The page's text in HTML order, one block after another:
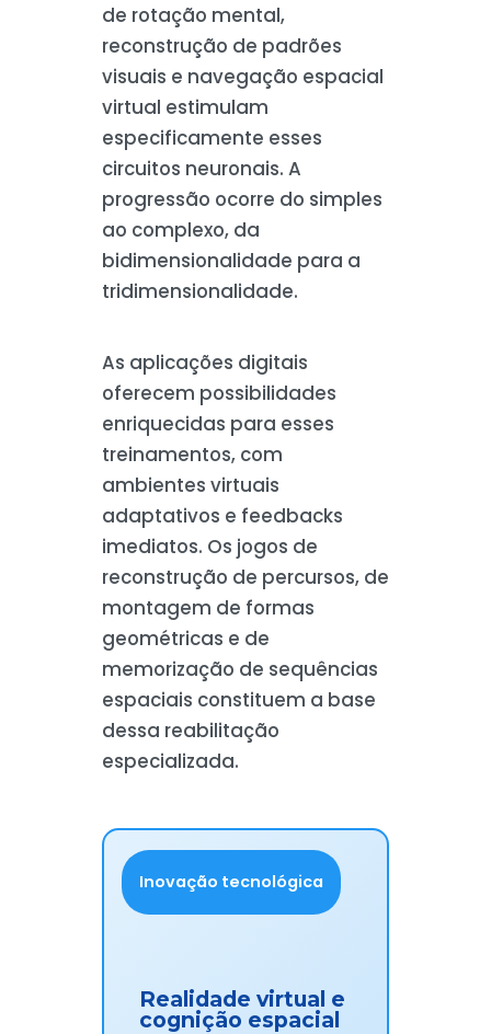
de rotação mental,
reconstrução de padrões
visuais e navegação espacial
virtual estimulam
especificamente esses
circuitos neuronais. A
progressão ocorre do simples
ao complexo, da
bidimensionalidade para a
tridimensionalidade.
As aplicações digitais
oferecem possibilidades
enriquecidas para esses
treinamentos, com
ambientes virtuais
adaptativos e feedbacks
imediatos. Os jogos de
reconstrução de percursos, de
montagem de formas
geométricas e de
memorização de sequências
espaciais constituem a base
dessa reabilitação
especializada.
Inovação tecnológica
Realidade virtual e
cognição espacial